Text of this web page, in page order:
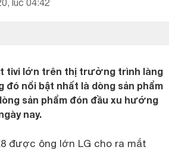
lúc 04:42
tivi lớn trên thị trường trình làng
đó nổi bật nhất là dòng sản phẩm
sản phẩm đón đầu xu hướng
nay.
được ông lớn LG cho ra mắt